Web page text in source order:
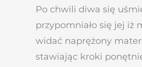
Po chwili diwa się
przypomniało się jej iż
widać naprężony
stawiając kroki